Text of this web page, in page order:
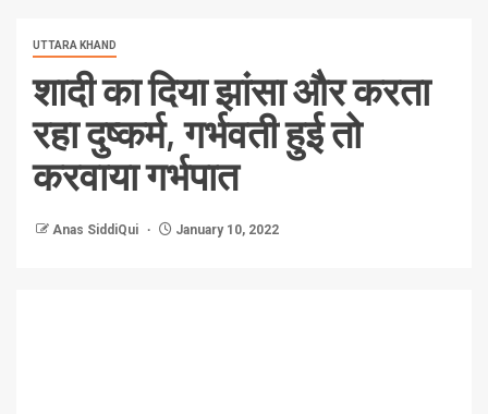
UTTARA KHAND
शादी का दिया झांसा और करता
रहा दुष्कर्म, गर्भवती हुई तो
करवाया गर्भपात
Anas SiddiQui January 10, 2022